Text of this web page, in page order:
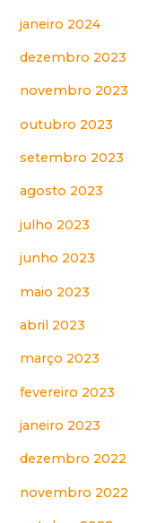
janeiro 2024
dezembro 2023
novembro 2023
outubro 2023
setembro 2023
agosto 2023
julho 2023
junho 2023
maio 2023
abril 2023
março 2023
fevereiro 2023
janeiro 2023
dezembro 2022
novembro 2022